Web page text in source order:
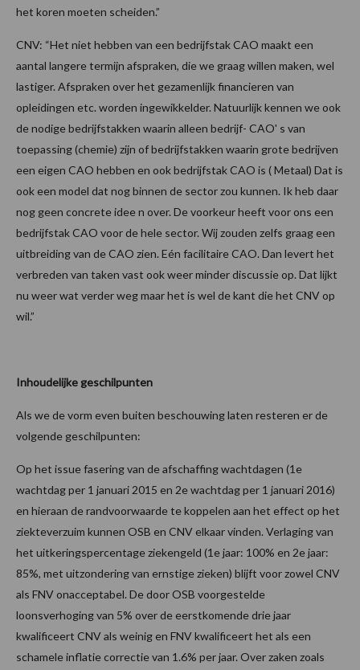
het koren moeten scheiden.”
CNV: “Het niet hebben van een bedrijfstak CAO maakt een
aantal langere termijn afspraken, die we graag willen maken, wel
lastiger. Afspraken over het gezamenlijk financieren van
opleidingen etc. worden ingewikkelder. Natuurlijk kennen we ook
de nodige bedrijfstakken waarin alleen bedrijf- CAO' s van
toepassing (chemie) zijn of bedrijfstakken waarin grote bedrijven
een eigen CAO hebben en ook bedrijfstak CAO is ( Metaal) Dat is
ook een model dat nog binnen de sector zou kunnen. Ik heb daar
nog geen concrete idee n over. De voorkeur heeft voor ons een
bedrijfstak CAO voor de hele sector. Wij zouden zelfs graag een
uitbreiding van de CAO zien. Eén facilitaire CAO. Dan levert het
verbreden van taken vast ook weer minder discussie op. Dat lijkt
nu weer wat verder weg maar het is wel de kant die het CNV op
wil.”
Inhoudelijke geschilpunten
Als we de vorm even buiten beschouwing laten resteren er de
volgende geschilpunten:
Op het issue fasering van de afschaffing wachtdagen (1e
wachtdag per 1 januari 2015 en 2e wachtdag per 1 januari 2016)
en hieraan de randvoorwaarde te koppelen aan het effect op het
ziekteverzuim kunnen OSB en CNV elkaar vinden. Verlaging van
het uitkeringspercentage ziekengeld (1e jaar: 100% en 2e jaar:
85%, met uitzondering van ernstige zieken) blijft voor zowel CNV
als FNV onacceptabel. De door OSB voorgestelde
loonsverhoging van 5% over de eerstkomende drie jaar
kwalificeert CNV als weinig en FNV kwalificeert het als een
schamele inflatie correctie van 1.6% per jaar. Over zaken zoals